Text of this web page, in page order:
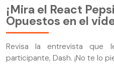
¡Mira el React
Opuestos en el
Revisa la entrevista que
participante, Dash. ¡No te lo